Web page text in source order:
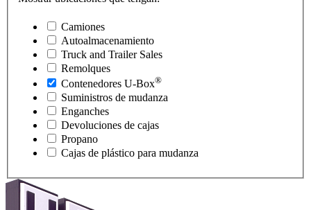
Camiones
Autoalmacenamiento
Truck and Trailer Sales
Remolques
Contenedores U-Box®
Suministros de mudanza
Enganches
Devoluciones de cajas
Propano
Cajas de plástico para mudanza